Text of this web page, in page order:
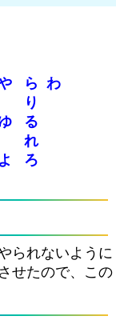
ら わ
り
る
れ
よ ろ
られないように
せたので、この